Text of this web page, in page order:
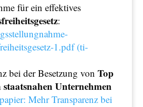
für ein effektives
:
1.pdf (ti-
bei der Besetzung von Top
Unternehmen
Mehr Transparenz bei